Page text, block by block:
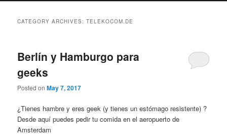
CATEGORY ARCHIVES:TELEKOCOM.DE
Berlín y Hamburgo para
geeks
Posted onMay 7, 2017
¿Tienes hambre y eres geek (y tienes un estómago resistente) ?
Desde aquí puedes pedir tu comida en el aeropuerto de
Amsterdam